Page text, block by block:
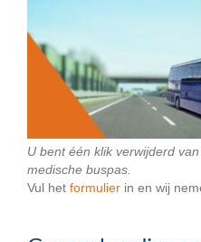
U bent één klik verwijderd
medische buspas.
Vul het formulier in en wij